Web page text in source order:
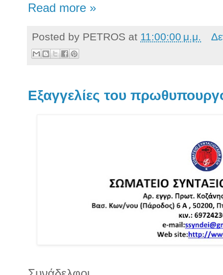
Read more »
Posted by PETROS at 11:00:00 μ.μ.
Εξαγγελίες του